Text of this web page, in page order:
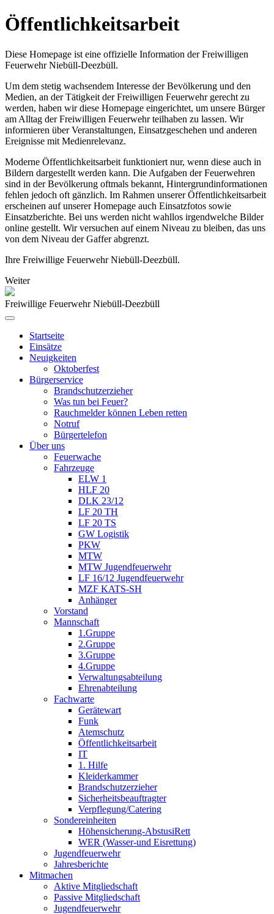
Öffentlichkeitsarbeit
Diese Homepage ist eine offizielle Information der Freiwilligen
Feuerwehr Niebüll-Deezbüll.
Um dem stetig wachsendem Interesse der Bevölkerung und den
Medien, an der Tätigkeit der Freiwilligen Feuerwehr gerecht zu
werden, haben wir diese Homepage eingerichtet, um unsere Bürger
am Alltag der Freiwilligen Feuerwehr teilhaben zu lassen. Wir
informieren über Veranstaltungen, Einsatzgeschehen und anderen
Ereignisse mit Medienrelevanz.
Moderne Öffentlichkeitsarbeit funktioniert nur, wenn diese auch in
Bildern dargestellt werden kann. Die Aufgaben der Feuerwehren
sind in der Bevölkerung oftmals bekannt, Hintergrundinformationen
fehlen jedoch oft gänzlich. Im Rahmen unserer Öffentlichkeitsarbeit
erscheinen auf unserer Homepage auch Einsatzfotos sowie
Einsatzberichte. Bei uns werden nicht wahllos irgendwelche Bilder
online gestellt. Wir versuchen auf einem Niveau zu bleiben, das uns
von dem Niveau der Gaffer abgrenzt.
Ihre Freiwillige Feuerwehr Niebüll-Deezbüll.
Weiter
Freiwillige Feuerwehr Niebüll-Deezbüll
Startseite
Einsätze
Neuigkeiten
Oktoberfest
Bürgerservice
Brandschutzerzieher
Was tun bei Feuer?
Rauchmelder können Leben retten
Notruf
Bürgertelefon
Über uns
Feuerwache
Fahrzeuge
ELW 1
HLF 20
DLK 23/12
LF 20 TH
LF 20 TS
GW Logistik
PKW
MTW
MTW Jugendfeuerwehr
LF 16/12 Jugendfeuerwehr
MZF KATS-SH
Anhänger
Vorstand
Mannschaft
1.Gruppe
2.Gruppe
3.Gruppe
4.Gruppe
Verwaltungsabteilung
Ehrenabteilung
Fachwarte
Gerätewart
Funk
Atemschutz
Öffentlichkeitsarbeit
IT
1. Hilfe
Kleiderkammer
Brandschutzerzieher
Sicherheitsbeauftragter
Verpflegung/Catering
Sondereinheiten
Höhensicherung-AbstusiRett
WER (Wasser-und Eisrettung)
Jugendfeuerwehr
Jahresberichte
Mitmachen
Aktive Mitgliedschaft
Passive Mitgliedschaft
Jugendfeuerwehr